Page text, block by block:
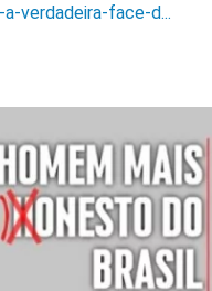
verdadeira-face-d...